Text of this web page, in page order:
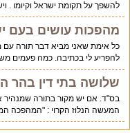
להשפך על תקומת ישראל וקיומו .
מהפכות עושים בעם
כל אימת שאני מביא דבר תורה עם
להפריע לי בכתיבה. כמה פעמים
שלושה בתי דין בהר
בס"ד. אם יש מקור בתורה שמנהיר
המעשה הנלוז הקרוי : "המהפכה